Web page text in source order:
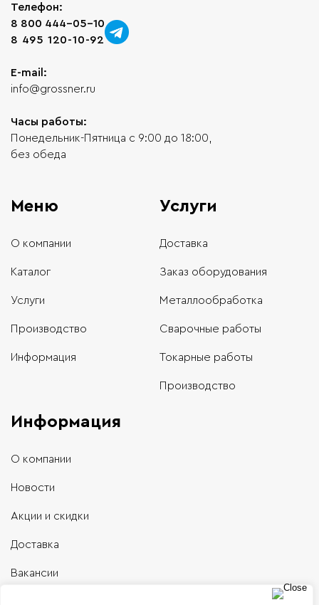
Телефон:
8 800 444-05-10
8 495 120-10-92
E-mail:
info@grossner.ru
Часы работы:
Понедельник-Пятница с 9:00 до 18:00,
без обеда
Меню
О компании
Каталог
Услуги
Производство
Информация
Услуги
Доставка
Заказ оборудования
Металлообработка
Сварочные работы
Токарные работы
Производство
Информация
О компании
Новости
Акции и скидки
Доставка
Вакансии